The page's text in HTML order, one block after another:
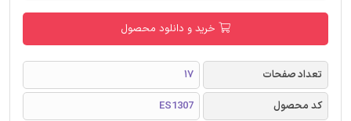
خرید و دانلود محصول
تعداد صفحات
17
کد محصول
ES1307